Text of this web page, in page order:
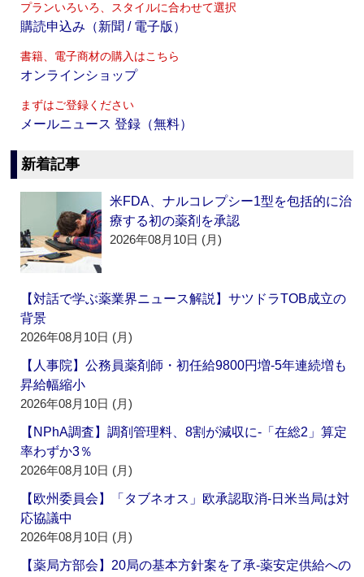
プランいろいろ、スタイルに合わせて選択
購読申込み（新聞 / 電子版）
書籍、電子商材の購入はこちら
オンラインショップ
まずはご登録ください
メールニュース 登録（無料）
新着記事
米FDA、ナルコレプシー1型を包括的に治
療する初の薬剤を承認
2026年08月10日 (月)
【対話で学ぶ薬業界ニュース解説】サツドラTOB成立の
背景
2026年08月10日 (月)
【人事院】公務員薬剤師・初任給9800円増‐5年連続増も
昇給幅縮小
2026年08月10日 (月)
【NPhA調査】調剤管理料、8割が減収に‐「在総2」算定
率わずか3％
2026年08月10日 (月)
【欧州委員会】「タブネオス」欧承認取消‐日米当局は対
応協議中
2026年08月10日 (月)
【薬局方部会】20局の基本方針案を了承‐薬安定供給への